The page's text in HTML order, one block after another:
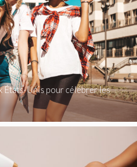
États-Unis pour célébrer les